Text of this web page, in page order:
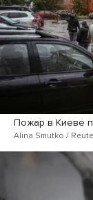
Пожар в Киеве
Alina Smutko /